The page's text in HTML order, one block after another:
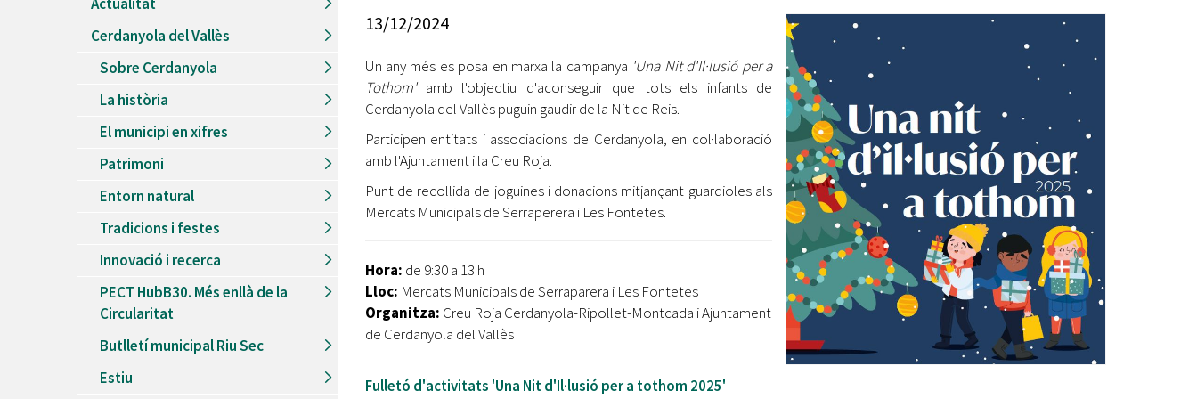
Recursos Humans
Ètica i Integritat
Retiment de Comptes
Accés a Informació Pública
Dades Obertes
Catàleg de Serveis i Tràmits
Del26/06/2026al30/08/2026
Patis oberts temporada d'estiu
Piscines d'estiu a Cerdanyola
Del01/06/2026al30/09/2026
Refugis climàtics a Cerdanyola
Jocs d'aigua del Parc Cordelles
Del01/07/2024al31/08/2026
Decorem! Conte 'La truita de nabius'
jove 2026
Cerdanyola opta a més de 5 milions d'euros del Pla de
Barris per transformar les Fontetes, Quatre Cantons i
l'entorn de l'avinguda Catalunya
El FIT presenta el cartell de la seva 16a edició i dona el
tret de sortida al festival
L’Ajuntament reparteix ulleres gratuïtes per veure
l'eclipsi solar
Entitats
Equipaments
Mercats Municipals
Webs Municipals
Cerdanyola del Vallès
Sobre Cerdanyola
La història
El municipi en xifres
Patrimoni
Entorn natural
Tradicions i festes
Innovació i recerca
PECT HubB30. Més enllà de la
Circularitat
Butlletí municipal Riu Sec
Estiu
13/12/2024
Un any més es posa en marxa la campanya 'Una Nit d'Il·lusió per a
Tothom' amb l'objectiu d'aconseguir que tots els infants de
Cerdanyola del Vallès puguin gaudir de la Nit de Reis.
Participen entitats i associacions de Cerdanyola, en col·laboració
amb l'Ajuntament i la Creu Roja.
Punt de recollida de joguines i donacions mitjançant guardioles als
Mercats Municipals de Serraperera i Les Fontetes.
Hora: de 9:30 a 13 h
Lloc: Mercats Municipals de Serraparera i Les Fontetes
Organitza: Creu Roja Cerdanyola-Ripollet-Montcada i Ajuntament
de Cerdanyola del Vallès
Fulletó d'activitats 'Una Nit d'Il·lusió per a tothom 2025'